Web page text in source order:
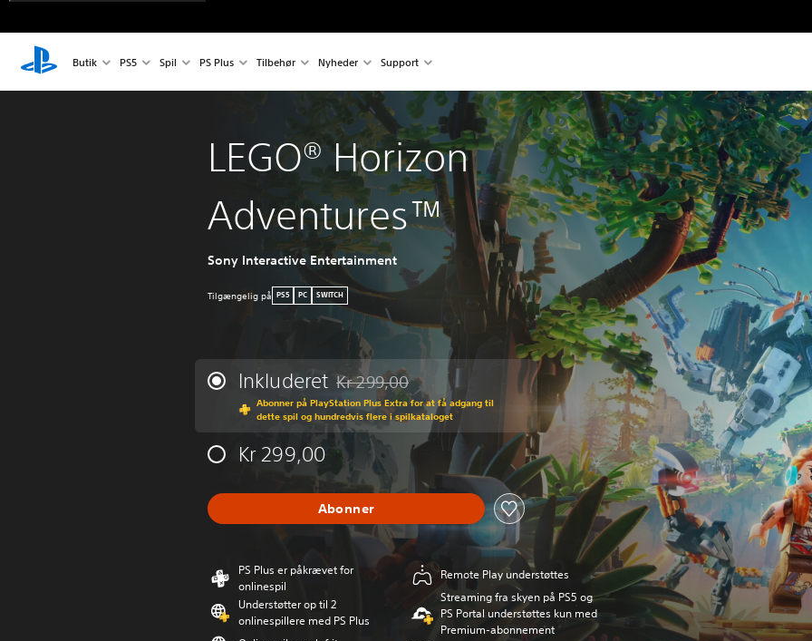
Butik PS5 Spil PS Plus Tilbehør Nyheder Support
LEGO® Horizon
Adventures™
Sony Interactive Entertainment
Tilgængelig på PS5 PC SWITCH
Inkluderet Nedsat fra den normale pris på Kr 299,00
Kr 299,00
Abonner på PlayStation Plus Extra for at få adgang til
dette spil og hundredvis flere i spilkataloget
Kr 299,00
Abonner
PS Plus er påkrævet for
onlinespil
Understøtter op til 2
onlinespillere med PS Plus
Remote Play understøttes
Streaming fra skyen på PS5 og
PS Portal understøttes kun med
Premium-abonnement